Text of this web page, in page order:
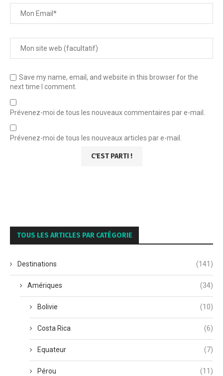
Save my name, email, and website in this browser for the
next time I comment.
Prévenez-moi de tous les nouveaux commentaires par e-mail.
Prévenez-moi de tous les nouveaux articles par e-mail.
TOUS LES ARTICLES PAR CATÉGORIE
Destinations (141)
Amériques (34)
Bolivie (10)
Costa Rica (6)
Equateur (7)
Pérou (11)